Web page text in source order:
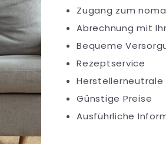
Zugang zum
Abrechnung mit
Bequeme
Rezeptservice
Herstellerneutrale
Günstige Preise
Ausführliche